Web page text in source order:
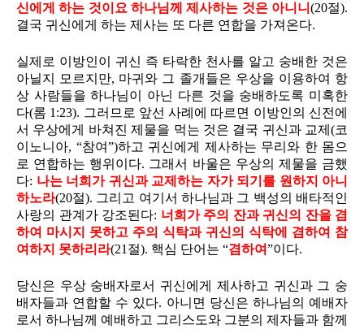
신에게 하는 것이요 하나님께 제사하는 것은 아니니 (20절).
결국 귀신에게 하는 제사는 또 다른 연합을 가져온다.
실제로 이방인이 귀신 즉 타락한 천사를 알고 숭배한 것은
아닐지 모르지만, 마귀와 그 졸개들은 우상을 이용하여 항
상 사람들을 하나님이 아닌 다른 것을 숭배하도록 미혹한
다(롬 1:23). 그러므로 앞선 사례에 따르면 이방인의 신전에
서 우상에게 바쳐진 제물을 먹는 것은 결국 귀신과 교제(코
이노니아, “참여”)하고 귀신에게 제사하는 무리와 한 몸으
로 연합하는 행위이다. 그래서 바울은 우상의 제물을 금했
다: 나는 너희가 귀신과 교제하는 자가 되기를 원하지 아니
하노라(20절). 그리고 여기서 하나님과 그 백성의 배타적인
사랑의 관계가 강조된다: 너희가 주의 잔과 귀신의 잔을 겸
하여 마시지 못하고 주의 식탁과 귀신의 식탁에 겸하여 참
여하지 못하리라(21절). 핵심 단어는 “겸하여”이다.
당신은 우상 숭배자로서 귀신에게 제사하고 귀신과 그 숭
배자들과 연합할 수 있다. 아니면 당신은 하나님의 예배자
로서 하나님께 예배하고 그리스도와 그분의 제자들과 함께